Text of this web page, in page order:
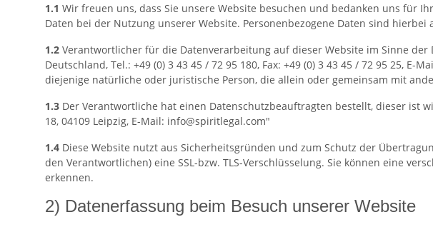
1.1 Wir freuen uns, dass Sie unsere Website besuchen und bedanken uns für
Daten bei der Nutzung unserer Website. Personenbezogene Daten sind
1.2 Verantwortlicher für die Datenverarbeitung auf dieser Website im Sinne der
Deutschland, Tel.: +49 (0) 3 43 45 / 72 95 180, Fax: +49 (0) 3 43 45 / 72 95 25,
diejenige natürliche oder juristische Person, die allein oder gemeinsam mit
1.3 Der Verantwortliche hat einen Datenschutzbeauftragten bestellt, dieser ist
18, 04109 Leipzig, E-Mail: info@spiritlegal.com"
1.4 Diese Website nutzt aus Sicherheitsgründen und zum Schutz der
den Verantwortlichen) eine SSL-bzw. TLS-Verschlüsselung. Sie können eine
erkennen.
2) Datenerfassung beim Besuch unserer Website